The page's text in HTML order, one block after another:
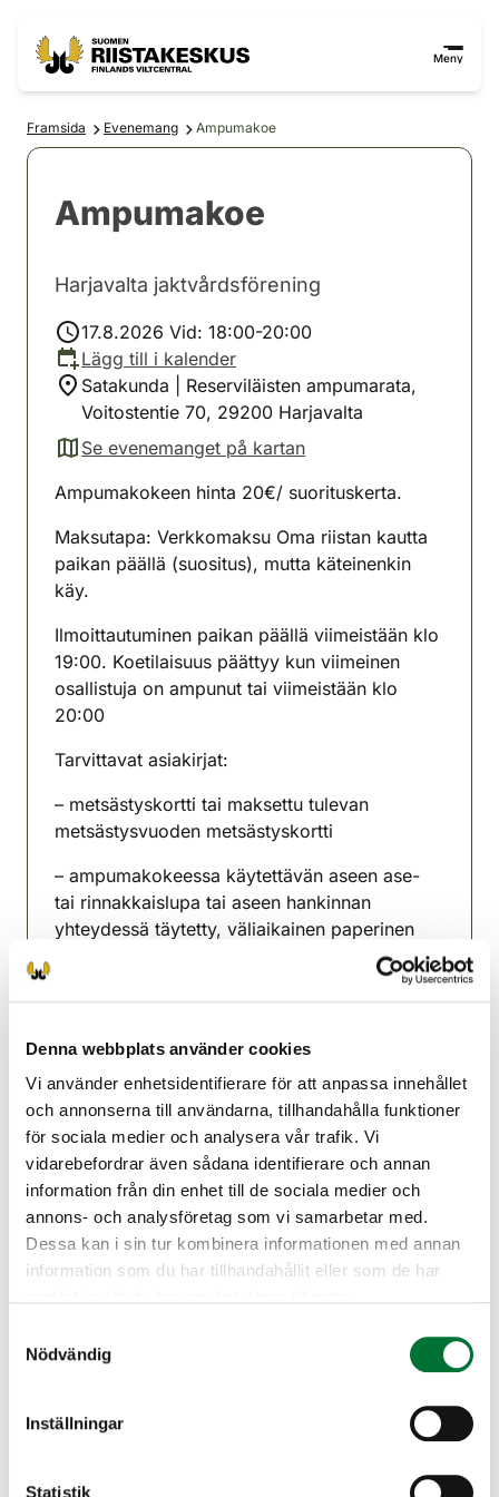
Denna webbplats använder cookies
Vi använder enhetsidentifierare för att anpassa innehållet
och annonserna till användarna, tillhandahålla funktioner
för sociala medier och analysera vår trafik. Vi
vidarebefordrar även sådana identifierare och annan
information från din enhet till de sociala medier och
annons- och analysföretag som vi samarbetar med.
Dessa kan i sin tur kombinera informationen med annan
information som du har tillhandahållit eller som de har
Nödvändig
Inställningar
Statistik
Meny
Framsida Evenemang Ampumakoe
Ampumakoe
Harjavalta jaktvårdsförening
17.8.2026 Vid: 18:00-20:00
Lägg till i kalender
Satakunda | Reserviläisten ampumarata,
Voitostentie 70, 29200 Harjavalta
Se evenemanget på kartan
(avautuu uuteen välilehteen)
Ampumakokeen hinta 20€/ suorituskerta.
Maksutapa: Verkkomaksu Oma riistan kautta
paikan päällä (suositus), mutta käteinenkin
käy.
Ilmoittautuminen paikan päällä viimeistään klo
19:00. Koetilaisuus päättyy kun viimeinen
osallistuja on ampunut tai viimeistään klo
20:00
Tarvittavat asiakirjat:
– metsästyskortti tai maksettu tulevan
metsästysvuoden metsästyskortti
– ampumakokeessa käytettävän aseen ase-
tai rinnakkaislupa tai aseen hankinnan
yhteydessä täytetty, väliaikainen paperinen
– henkilöllisyystodistus
Alle 15-vuotias ampumakokeessa
– Jos ampuja on alle 15 vuotta, saa hän
käyttää ampumakokeessa 18 vuotta
täyttäneen henkilön asetta valvotusti.
Koetilaisuudessa mahdollista suorittaa myös
jousiampumakoe
Paikka: Reserviläisten ampumarata
Harjavalta jaktvårdsförening